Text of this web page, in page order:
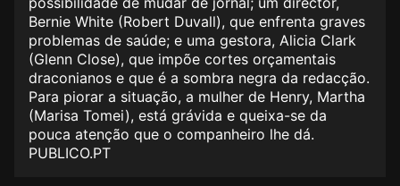
Bernie White (Robert Duvall), que enfrenta graves
problemas de saúde; e uma gestora, Alicia Clark
(Glenn Close), que impõe cortes orçamentais
draconianos e que é a sombra negra da redacção.
Para piorar a situação, a mulher de Henry, Martha
(Marisa Tomei), está grávida e queixa-se da
pouca atenção que o companheiro lhe dá.
PUBLICO.PT